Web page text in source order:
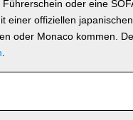
oder eine
einer offiziellen
oder Monaco kommen.